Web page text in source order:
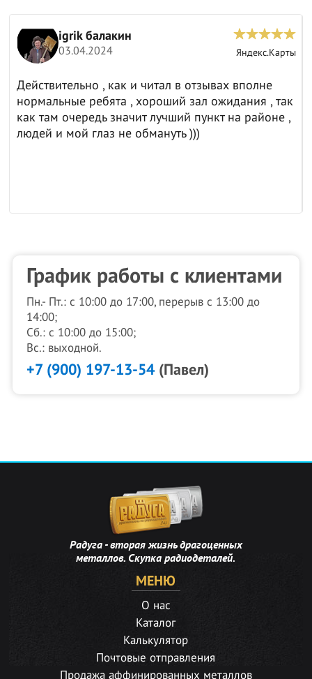
igrik балакин
03.04.2024 Яндекс.Карты
Действительно , как и читал в отзывах вполне
нормальные ребята , хороший зал ожидания , так
как там очередь значит лучший пункт на районе ,
людей и мой глаз не обмануть )))
График работы с клиентами
Пн.- Пт.: с 10:00 до 17:00, перерыв с 13:00 до
14:00;
Сб.: с 10:00 до 15:00;
Вс.: выходной.
+7 (900) 197-13-54(Павел)
Радуга - вторая жизнь драгоценных
металлов. Скупка радиодеталей.
МЕНЮ
О нас
Каталог
Калькулятор
Почтовые отправления
Продажа аффинированных металлов